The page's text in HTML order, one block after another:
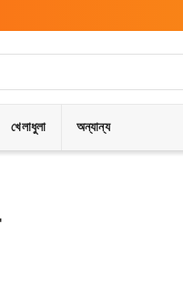
খেলাধুলা অন্যান্য